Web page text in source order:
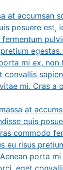
at accumsan
posuere
mi ex,
convallis
mi. Cras
at
quis
commodo
eu risus
porta
eget